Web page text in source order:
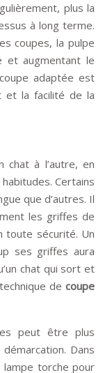
plus la
à long terme.
coupes, la pulpe
et augmentant le
adaptée est
et la facilité de la
chat à l’autre, en
Certains
que d’autres. Il
les griffes de
toute sécurité. Un
ses griffes aura
chat qui sort et
de coupe
peut être plus
Dans
lampe torche pour